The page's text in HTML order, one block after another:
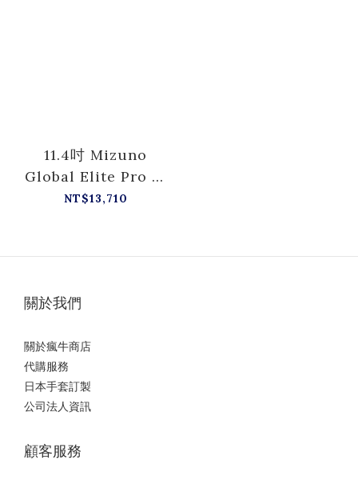
11.4吋 Mizuno
Global Elite Pro 硬
式 内野 1AJGH34303
NT$13,710
關於我們
關於瘋牛商店
代購服務
日本手套訂製
公司法人資訊
顧客服務